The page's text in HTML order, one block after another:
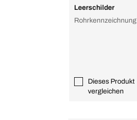
Leerschilder
Rohrkennzeichnung
Dieses Produkt
vergleichen